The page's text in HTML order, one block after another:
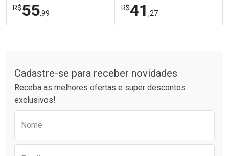
R$55,99
Laboratório
Por Menos
R$41 ,27
Laboratório
Por Menos
Cadastre-se para receber novidades
Receba as melhores ofertas e super descontos
exclusivos!
Nome